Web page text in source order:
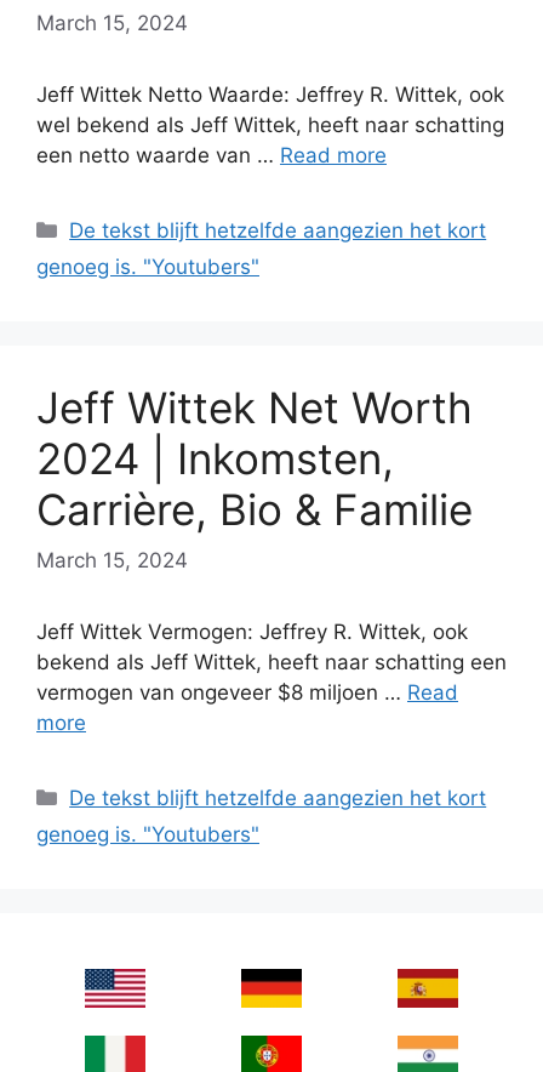
March 15, 2024
Jeff Wittek Netto Waarde: Jeffrey R. Wittek, ook
wel bekend als Jeff Wittek, heeft naar schatting
een netto waarde van … Read more
Categories
De tekst blijft hetzelfde aangezien het kort
genoeg is. "Youtubers"
Jeff Wittek Net Worth
2024 | Inkomsten,
Carrière, Bio & Familie
March 15, 2024
Jeff Wittek Vermogen: Jeffrey R. Wittek, ook
bekend als Jeff Wittek, heeft naar schatting een
vermogen van ongeveer $8 miljoen … Read
more
Categories
De tekst blijft hetzelfde aangezien het kort
genoeg is. "Youtubers"